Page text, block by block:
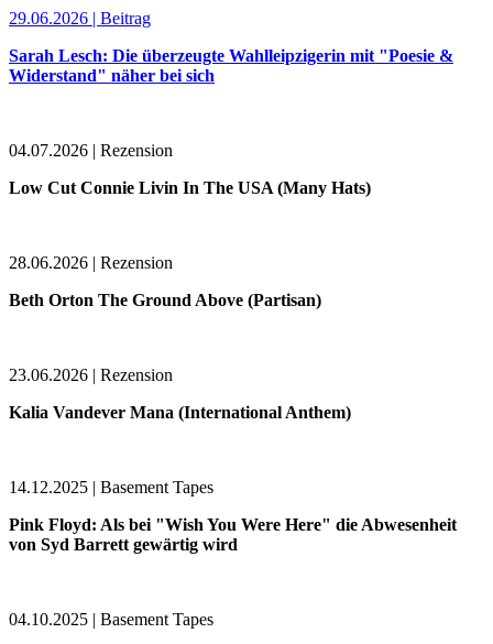
29.06.2026 | Beitrag
Sarah Lesch: Die überzeugte Wahlleipzigerin mit "Poesie &
Widerstand" näher bei sich
04.07.2026 | Rezension
Low Cut Connie Livin In The USA (Many Hats)
28.06.2026 | Rezension
Beth Orton The Ground Above (Partisan)
23.06.2026 | Rezension
Kalia Vandever Mana (International Anthem)
14.12.2025 | Basement Tapes
Pink Floyd: Als bei "Wish You Were Here" die Abwesenheit
von Syd Barrett gewärtig wird
04.10.2025 | Basement Tapes